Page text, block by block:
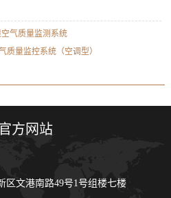
气质量监测系统
质量监控系统（空调型）
方网站
文港南路49号1号组楼七楼